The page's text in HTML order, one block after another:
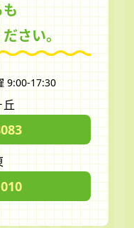
さい。
9:00-17:30
丘